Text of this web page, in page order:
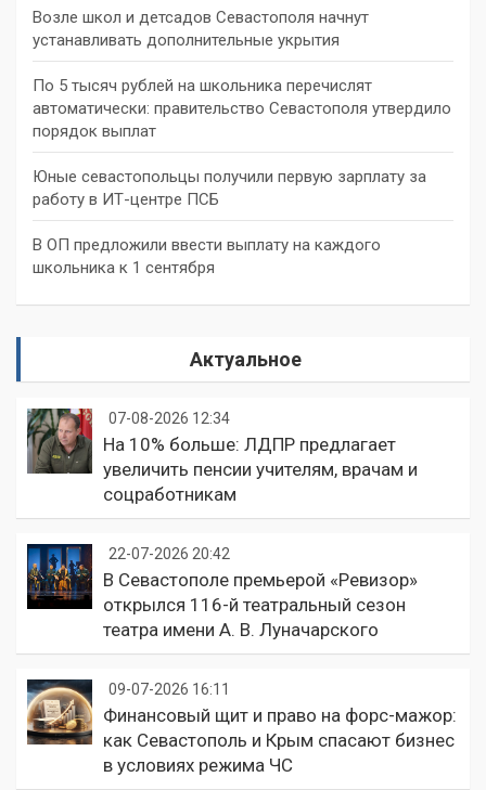
Возле школ и детсадов Севастополя начнут
устанавливать дополнительные укрытия
По 5 тысяч рублей на школьника перечислят
автоматически: правительство Севастополя утвердило
порядок выплат
Юные севастопольцы получили первую зарплату за
работу в ИТ-центре ПСБ
В ОП предложили ввести выплату на каждого
школьника к 1 сентября
Актуальное
07-08-2026 12:34
На 10% больше: ЛДПР предлагает
увеличить пенсии учителям, врачам и
соцработникам
22-07-2026 20:42
В Севастополе премьерой «Ревизор»
открылся 116-й театральный сезон
театра имени А. В. Луначарского
09-07-2026 16:11
Финансовый щит и право на форс-мажор:
как Севастополь и Крым спасают бизнес
в условиях режима ЧС